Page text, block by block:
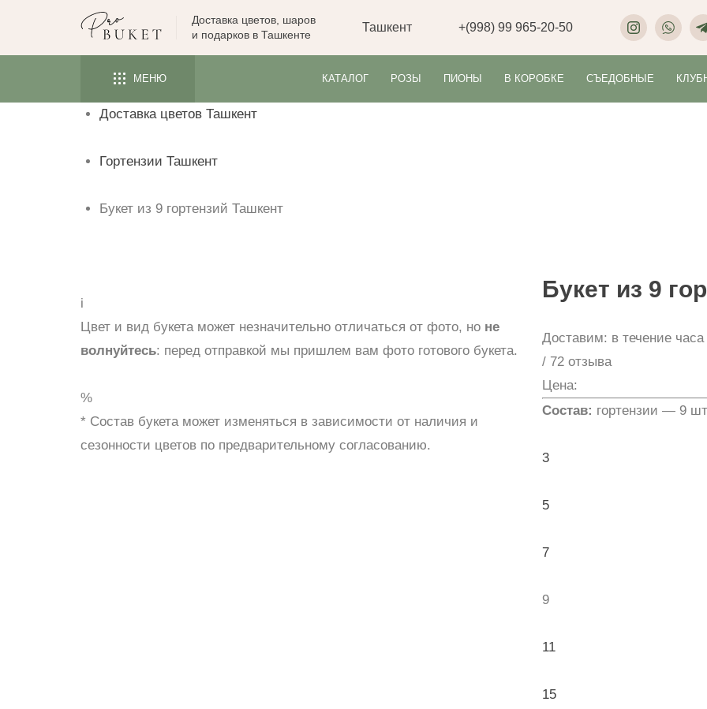
ЦВЕТЫ
РОЗЫ
ПИОНЫ
ТЮЛЬПАНЫ
ПОВОД
ПОДАРКИ
ШАРЫ
Доставка цветов, шаров
и подарков в Ташкенте
Ташкент +(998) 99 965-20-50
МЕНЮ КАТАЛОГ РОЗЫ ПИОНЫ В КОРОБКЕ СЪЕДОБНЫЕ
Доставка цветов Ташкент
Гортензии Ташкент
Букет из 9 гортензий Ташкент
i
Цвет и вид букета может незначительно отличаться от фото, но не
волнуйтесь: перед отправкой мы пришлем вам фото готового букета.
%
* Состав букета может изменяться в зависимости от наличия и
сезонности цветов по предварительному согласованию.
Букет из 9
Доставим: в течение часа
/ 72 отзыва
Цена:
Состав: гортензии — 9
3
5
7
9
11
15